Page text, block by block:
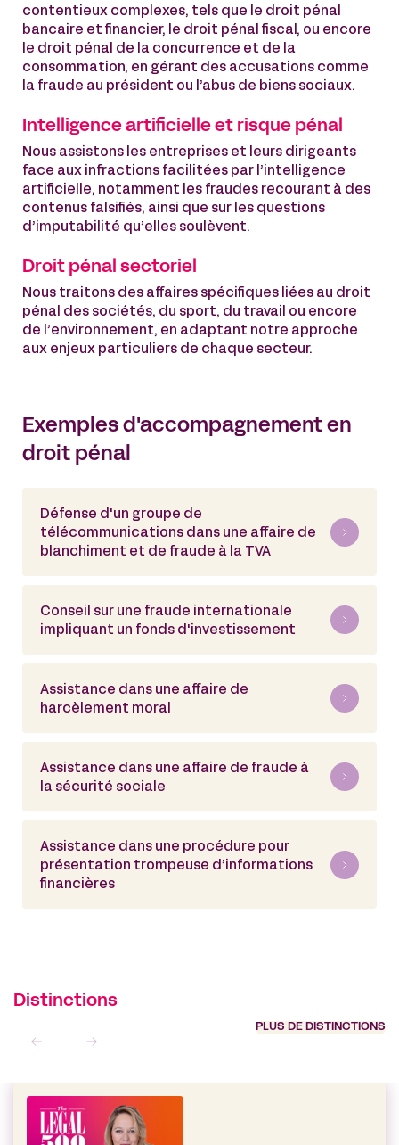
contentieux complexes, tels que le droit pénal
bancaire et financier, le droit pénal fiscal, ou encore
le droit pénal de la concurrence et de la
consommation, en gérant des accusations comme
la fraude au président ou l’abus de biens sociaux.
Intelligence artificielle et risque pénal
Nous assistons les entreprises et leurs dirigeants
face aux infractions facilitées par l’intelligence
artificielle, notamment les fraudes recourant à des
contenus falsifiés, ainsi que sur les questions
d’imputabilité qu’elles soulèvent.
Droit pénal sectoriel
Nous traitons des affaires spécifiques liées au droit
pénal des sociétés, du sport, du travail ou encore
de l’environnement, en adaptant notre approche
aux enjeux particuliers de chaque secteur.
Exemples d'accompagnement en
droit pénal
Défense d'un groupe de
télécommunications dans une affaire de
blanchiment et de fraude à la TVA
Conseil sur une fraude internationale
impliquant un fonds d'investissement
Assistance dans une affaire de
harcèlement moral
Assistance dans une affaire de fraude à
la sécurité sociale
Assistance dans une procédure pour
présentation trompeuse d’informations
financières
Distinctions
PLUS DE DISTINCTIONS